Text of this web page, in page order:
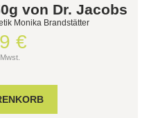
von Dr. Jacobs
Monika Brandstätter
€